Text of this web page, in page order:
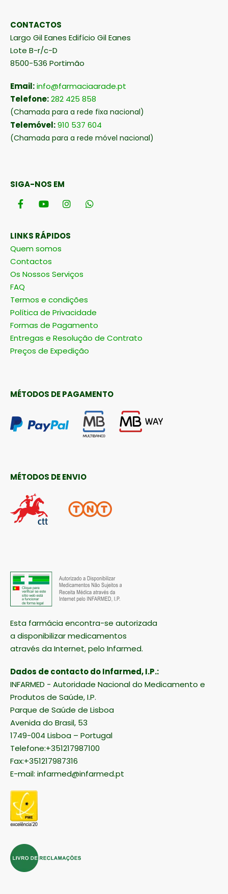
CONTACTOS
Largo Gil Eanes Edifício Gil Eanes
Lote B-r/c-D
8500-536 Portimão
Email:info@farmaciaarade.pt
Telefone:282 425 858
(Chamada para a rede fixa nacional)
Telemóvel:910 537 604
(Chamada para a rede móvel nacional)
SIGA-NOS EM
LINKS RÁPIDOS
Quem somos
Contactos
Os Nossos Serviços
FAQ
Termos e condições
Política de Privacidade
Formas de Pagamento
Entregas e Resolução de Contrato
Preços de Expedição
MÉTODOS DE PAGAMENTO
MÉTODOS DE ENVIO
Esta farmácia encontra-se autorizada
a disponibilizar medicamentos
através da Internet, pelo Infarmed.
Dados de contacto do Infarmed, I.P.:
INFARMED - Autoridade Nacional do Medicamento e
Produtos de Saúde, I.P.
Parque de Saúde de Lisboa
Avenida do Brasil, 53
1749-004 Lisboa – Portugal
Telefone:+351217987100
Fax:+351217987316
E-mail: infarmed@infarmed.pt